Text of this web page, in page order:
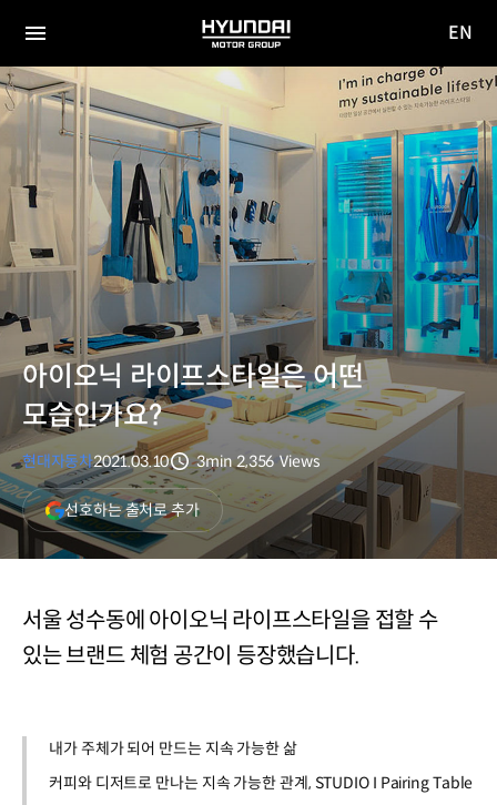
전체
메뉴
HYUNDAI
MOTOR
GROUP
사이
이동
EN
아이오닉 라이프스타일은 어떤
모습인가요?
현대자동차2021.03.10
분량
3min
조회수
2,356 Views
선호하는 출처로 추가(새
창
열림)
서울 성수동에 아이오닉 라이프스타일을 접할 수
있는 브랜드 체험 공간이 등장했습니다.
내가 주체가 되어 만드는 지속 가능한 삶
커피와 디저트로 만나는 지속 가능한 관계, STUDIO I Pairing Table